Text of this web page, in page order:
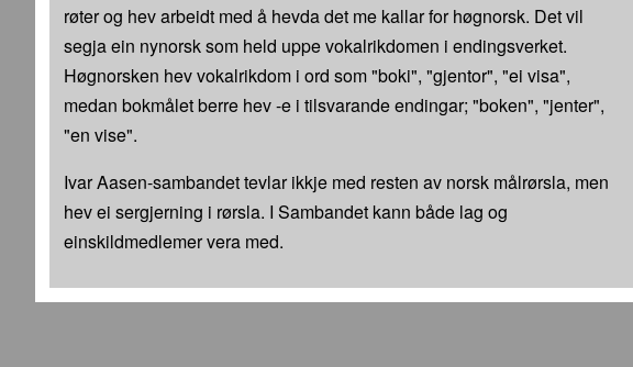
røter og hev arbeidt med å hevda det me kallar for høgnorsk. Det vil
segja ein nynorsk som held uppe vokalrikdomen i endingsverket.
Høgnorsken hev vokalrikdom i ord som "boki", "gjentor", "ei visa",
medan bokmålet berre hev -e i tilsvarande endingar; "boken", "jenter",
"en vise".
Ivar Aasen-sambandet tevlar ikkje med resten av norsk målrørsla, men
hev ei sergjerning i rørsla. I Sambandet kann både lag og
einskildmedlemer vera med.